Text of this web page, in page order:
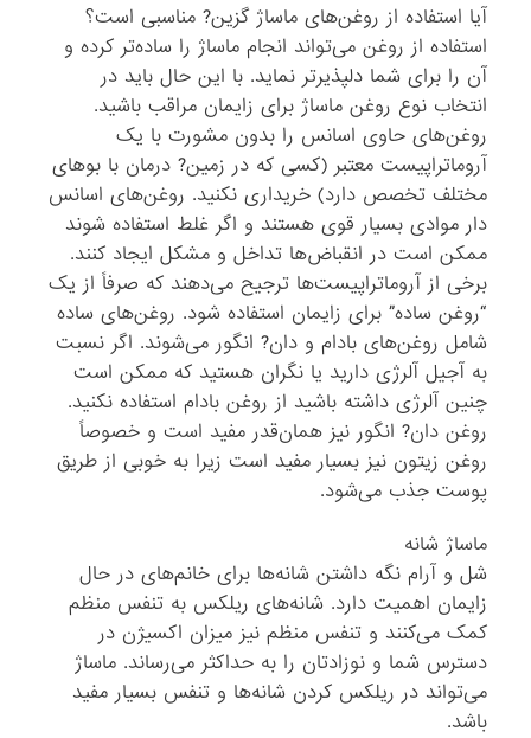
آیا استفاده از روغن‌های ماساژ گزین? مناسبی است؟
استفاده از روغن می‌تواند انجام ماساژ را ساده‌تر کرده و
آن را برای شما دلپذیرتر نماید. با این حال باید در
انتخاب نوع روغن ماساژ برای زایمان مراقب باشید.
روغن‌های حاوی اسانس را بدون مشورت با یک
آروماتراپیست معتبر (کسی که در زمین? درمان با بوهای
مختلف تخصص دارد) خریداری نکنید. روغن‌های اسانس
دار موادی بسیار قوی هستند و اگر غلط استفاده شوند
ممکن است در انقباض‌ها تداخل و مشکل ایجاد کنند.
برخی از آروماتراپیست‌ها ترجیح می‌دهند که صرفاً از یک
“روغن ساده” برای زایمان استفاده شود. روغن‌های ساده
شامل روغن‌های بادام و دان? انگور می‌شوند. اگر نسبت
به آجیل آلرژی دارید یا نگران هستید که ممکن است
چنین آلرژی داشته باشید از روغن بادام استفاده نکنید.
روغن دان? انگور نیز همان‌قدر مفید است و خصوصاً
روغن زیتون نیز بسیار مفید است زیرا به خوبی از طریق
پوست جذب می‌شود.
ماساژ شانه
شل و آرام نگه داشتن شانه‌ها برای خانم‌های در حال
زایمان اهمیت دارد. شانه‌های ریلکس به تنفس منظم
کمک می‌کنند و تنفس منظم نیز میزان اکسیژن در
دسترس شما و نوزادتان را به حداکثر می‌رساند. ماساژ
می‌تواند در ریلکس کردن شانه‌ها و تنفس بسیار مفید
باشد.